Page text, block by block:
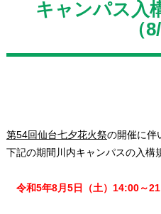
キャンパス入
（
第54回仙台七夕花火祭の開催に伴
下記の期間川内キャンパスの入構
令和5年8月5日（土）14:00～